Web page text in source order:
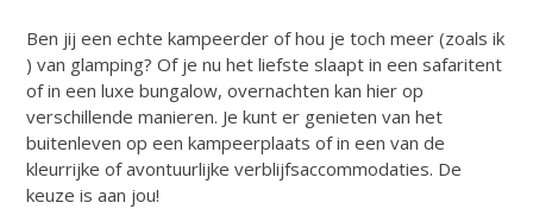
Ben jij een echte kampeerder of hou je toch meer (zoals ik
) van glamping? Of je nu het liefste slaapt in een safaritent
of in een luxe bungalow, overnachten kan hier op
verschillende manieren. Je kunt er genieten van het
buitenleven op een kampeerplaats of in een van de
kleurrijke of avontuurlijke verblijfsaccommodaties. De
keuze is aan jou!